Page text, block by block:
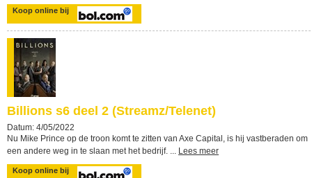
Koop online bij
Billions s6 deel 2 (Streamz/Telenet)
Datum: 4/05/2022
Nu Mike Prince op de troon komt te zitten van Axe Capital, is hij vastberaden om
een andere weg in te slaan met het bedrijf. ... Lees meer
Koop online bij